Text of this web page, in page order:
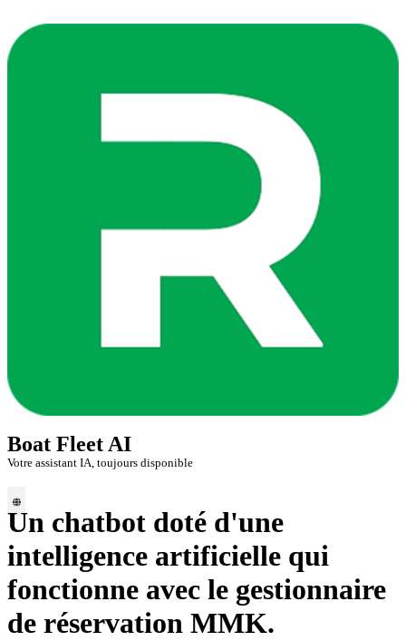
Boat Fleet AI
Votre assistant IA, toujours disponible
Un chatbot doté d'une
intelligence artificielle qui
fonctionne avec le gestionnaire
de réservation MMK.